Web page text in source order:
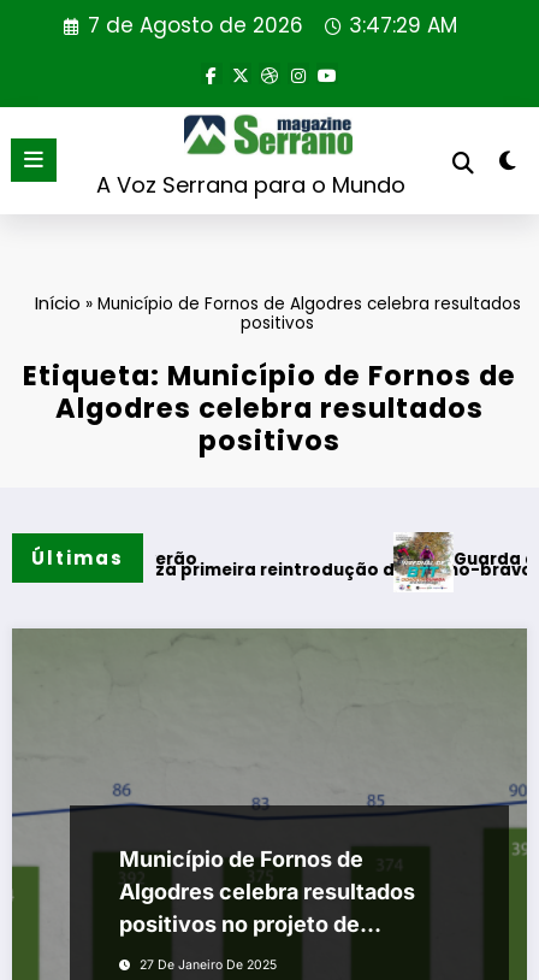
7 de Agosto de 2026 3:47:29 AM
A Voz Serrana para o Mundo
Início » Município de Fornos de Algodres celebra resultados
positivos
Etiqueta: Município de Fornos de
Algodres celebra resultados
positivos
Últimas
do verão
realiza primeira reintrodução de coelho-bravo em área
Guarda desafia
Município de Fornos de
Algodres celebra resultados
positivos no projeto de
Economia Circular e
27 De Janeiro De 2025